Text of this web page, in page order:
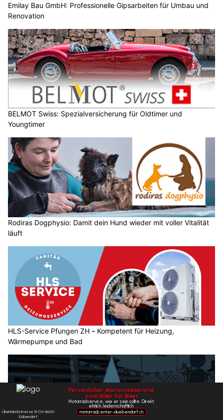
Emilay Bau GmbH: Professionelle Gipsarbeiten für Umbau und
Renovation
BELMOT Swiss: Spezialversicherung für Oldtimer und
Youngtimer
Rodiras Dogphysio: Damit dein Hund wieder mit voller Vitalität
läuft
HLS-Service Pfungen ZH – Kompetent für Heizung,
Wärmepumpe und Bad